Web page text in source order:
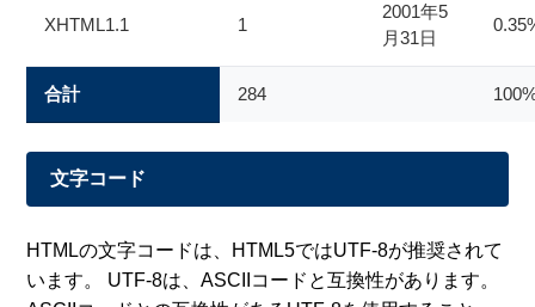
XHTML1.1 1
2001年5
月31日
合計 284
文字コード
HTMLの文字コードは、HTML5ではUTF-8が推奨されて
います。 UTF-8は、ASCIIコードと互換性があります。